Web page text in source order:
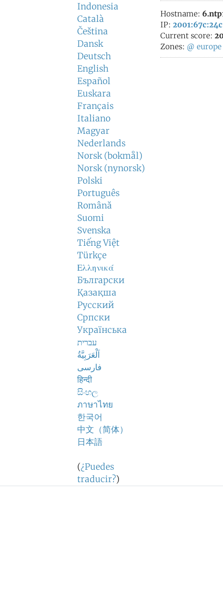
Indonesia
Català
Čeština
Dansk
Deutsch
English
Español
Euskara
Français
Italiano
Magyar
Nederlands
Norsk (bokmål)
Norsk (nynorsk)
Polski
Português
Română
Suomi
Svenska
Tiếng Việt
Türkçe
Ελληνικά
Български
Қазақша
Русский
Српски
Українська
עברית
اَلْعَرَبِيَّةُ
فارسی
हिन्दी
සිංහල
ภาษาไทย
한국어
中文（简体）
日本語
(¿Puedes
traducir?)
Hostname:
IP:
Current score:
Zones: @ europe